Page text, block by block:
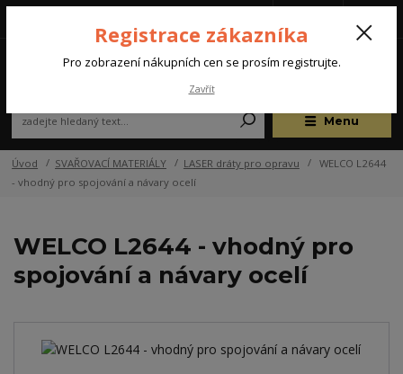
Menu
(Po-Pá, 07:00-15:30 hod.)
Úvod SVAŘOVACÍ MATERIÁLY LASER dráty pro opravu
WELCO L2644
- vhodný pro spojování a návary ocelí
WELCO L2644 - vhodný pro
spojování a návary ocelí
Registrace zákazníka
Pro zobrazení nákupních cen se prosím registrujte.
Zavřít